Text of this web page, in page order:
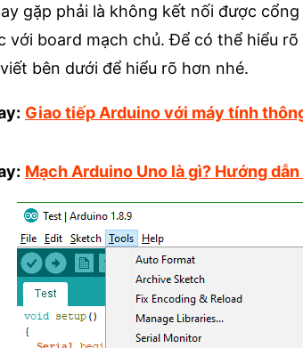
gặp phải là không kết nối được
với board mạch chủ. Để có thể hiểu
bên dưới để hiểu rõ hơn nhé.
Giao tiếp Arduino với máy tính
Mạch Arduino Uno là gì? Hướng